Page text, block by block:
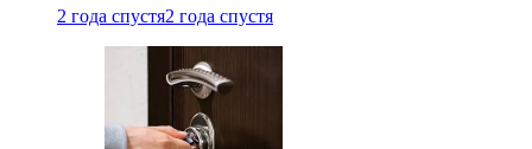
2 года спустя2 года спустя